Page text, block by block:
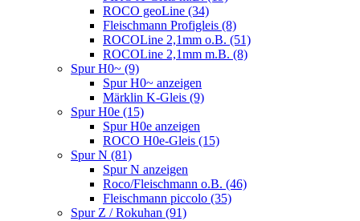
ROCO geoLine (34)
Fleischmann Profigleis (8)
ROCOLine 2,1mm o.B. (51)
ROCOLine 2,1mm m.B. (8)
Spur H0~ (9)
Spur H0~ anzeigen
Märklin K-Gleis (9)
Spur H0e (15)
Spur H0e anzeigen
ROCO H0e-Gleis (15)
Spur N (81)
Spur N anzeigen
Roco/Fleischmann o.B. (46)
Fleischmann piccolo (35)
Spur Z / Rokuhan (91)